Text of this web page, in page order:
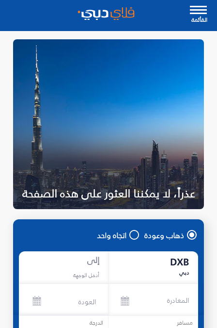
القأئمة
عذراً، لا يمكننا العثور على هذه الصفحة
ذهاب وعودة اتجاه واحد
DXB
دبي
إلى
أدخل الوجهة
المغادرة العودة
مسافر الدرجة